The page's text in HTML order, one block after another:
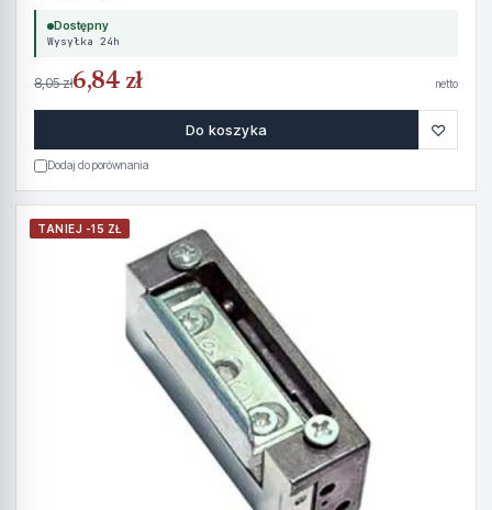
Dostępny
Wysyłka 24h
8,05 zł6,84 zł netto
Do koszyka ♡
Dodaj do porównania
TANIEJ -15 ZŁ